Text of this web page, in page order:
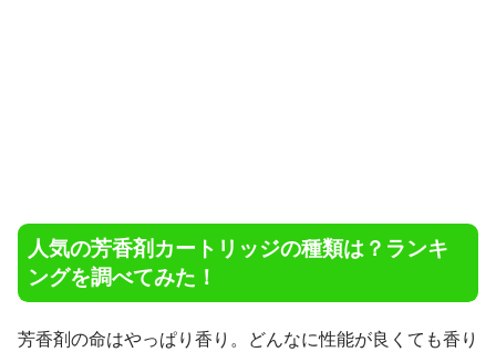
人気の芳香剤カートリッジの種類は？ランキ
ングを調べてみた！
芳香剤の命はやっぱり香り。どんなに性能が良くても香り